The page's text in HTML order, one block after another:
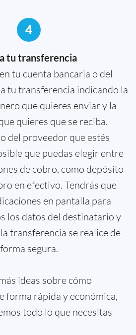
4
tu transferencia
tu cuenta bancaria o del
tu transferencia indicando la
que quieres enviar y la
quieres que se reciba.
del proveedor que estés
que puedas elegir entre
de cobro, como depósito
en efectivo. Tendrás que
en pantalla para
los datos del destinatario y
transferencia se realice de
forma segura.
ideas sobre cómo
forma rápida y económica,
todo lo que necesitas